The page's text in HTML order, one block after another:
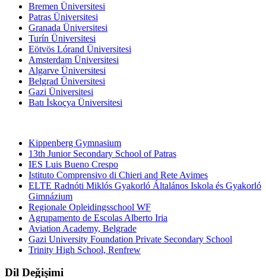
Bremen Üniversitesi
Patras Üniversitesi
Granada Üniversitesi
Turín Üniversitesi
Eötvös Lórand Üniversitesi
Amsterdam Üniversitesi
Algarve Üniversitesi
Belgrad Üniversitesi
Gazi Üniversitesi
Batı İskoçya Üniversitesi
Kippenberg Gymnasium
13th Junior Secondary School of Patras
IES Luis Bueno Crespo
Istituto Comprensivo di Chieri and Rete Avimes
ELTE Radnóti Miklós Gyakorló Általános Iskola és Gyakorló
Gimnázium
Regionale Opleidingsschool WF
Agrupamento de Escolas Alberto Iria
Aviation Academy, Belgrade
Gazi University Foundation Private Secondary School
Trinity High School, Renfrew
Dil Değişimi